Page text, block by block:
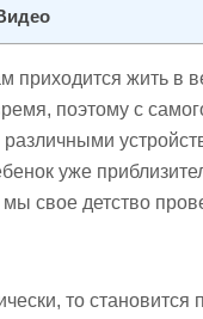
приходится жить в
поэтому с
уже
мы свое детство
то